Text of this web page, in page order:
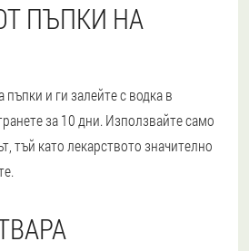
ПЪПКИ НА
и ги залейте с водка в
за 10 дни. Използвайте само
тъй като лекарството значително